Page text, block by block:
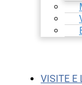
VISITE E